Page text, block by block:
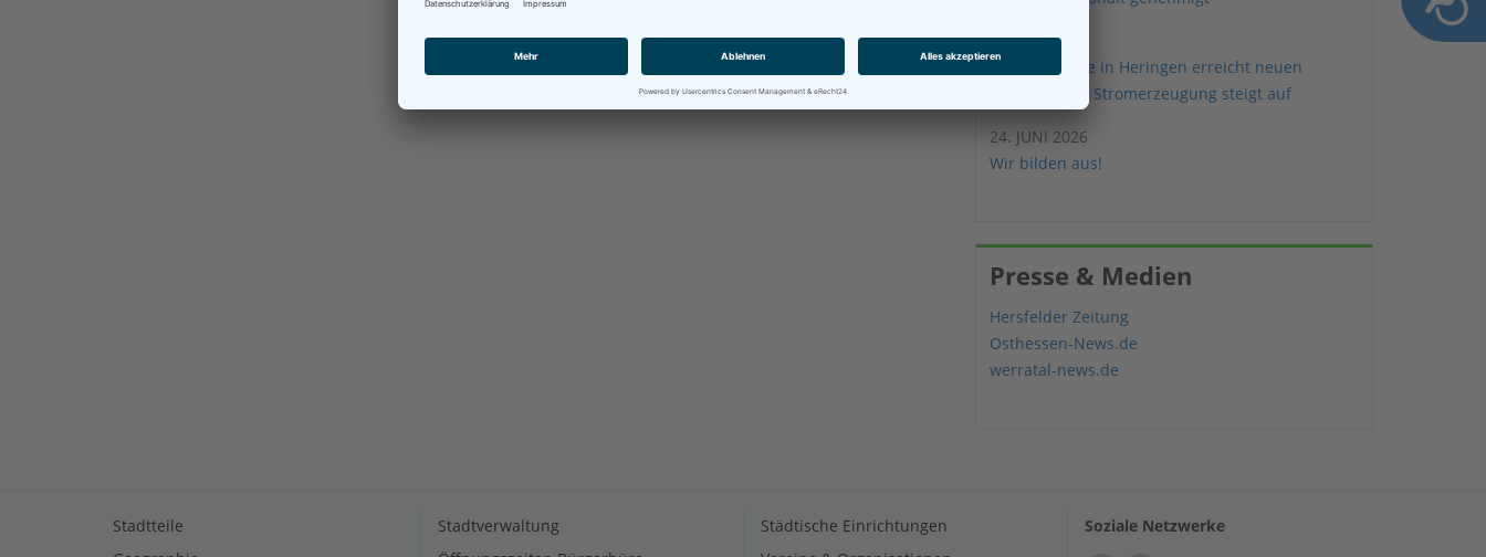
13. JULI 2026
Energiewende in Heringen erreicht neuen
Meilenstein – Stromerzeugung steigt auf
24. JUNI 2026
Wir bilden aus!
Presse & Medien
Hersfelder Zeitung
Osthessen-News.de
werratal-news.de
Stadtteile
Stadtverwaltung
Städtische Einrichtungen
Soziale Netzwerke